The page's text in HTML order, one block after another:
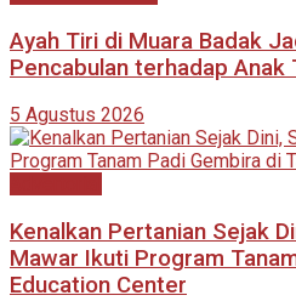
Ayah Tiri di Muara Badak
Pencabulan terhadap Anak
5 Agustus 2026
Kenalkan Pertanian Sejak
Mawar Ikuti Program
Education Center